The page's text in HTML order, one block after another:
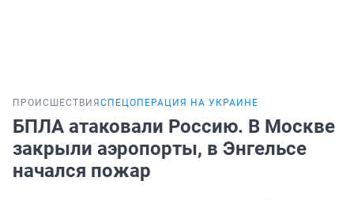
ПРОИСШЕСТВИЯ СПЕЦОПЕРАЦИЯ НА УКРАИНЕ
БПЛА атаковали Россию. В Москве
закрыли аэропорты, в Энгельсе
начался пожар